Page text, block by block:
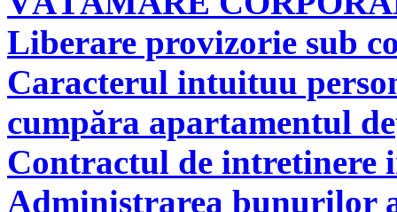
Liberare provizorie sub
Caracterul intuituu
cumpăra apartamentul
Contractul de intretinere
Administrarea bunurilor